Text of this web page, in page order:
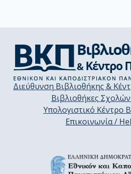
Διεύθυνση Βιβλιοθήκης &
Βιβλιοθήκες
Υπολογιστικό Κέντρο
Επικοινωνία /